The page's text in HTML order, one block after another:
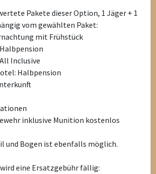
Pakete dieser Option, 1 Jäger + 1
vom gewählten Paket:
mit Frühstück
Inclusive
Halbpension
inklusive Munition kostenlos
und Bogen ist ebenfalls möglich.
eine Ersatzgebühr fällig: